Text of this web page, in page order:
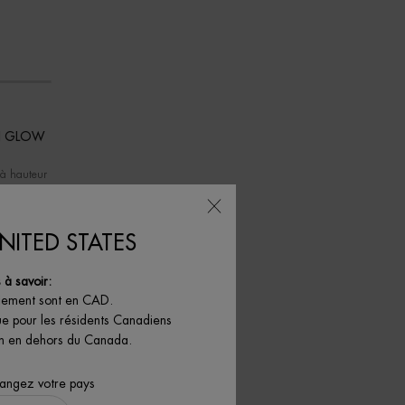
GLOW
hauteur
THE GEL AQUASOURCE+ VITAMIN GLOW IS AVAILABLE
STATES
à savoir:
sont en CAD.
pour les résidents Canadiens
en dehors du Canada.
votre pays